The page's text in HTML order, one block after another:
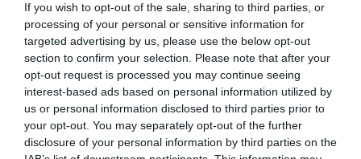
If you wish to opt-out of the sale, sharing to third parties, or
processing of your personal or sensitive information for
targeted advertising by us, please use the below opt-out
section to confirm your selection. Please note that after your
opt-out request is processed you may continue seeing
interest-based ads based on personal information utilized by
us or personal information disclosed to third parties prior to
your opt-out. You may separately opt-out of the further
disclosure of your personal information by third parties on the
TAMUSIA BIKE LOOP RACE 2026 ABRIÓ LA COPA